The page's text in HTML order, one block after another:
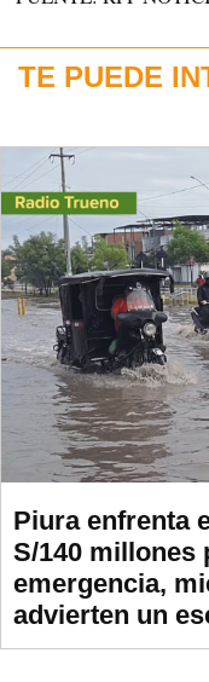
TE PUEDE
Piura enfrenta
S/140 millones
emergencia,
advierten un